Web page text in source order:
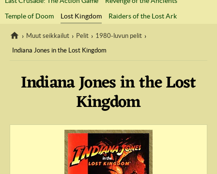
Temple of Doom
Lost Kingdom Raiders of the Lost Ark
Muut seikkailut Pelit
1980-luvun pelit
Indiana Jones in the Lost Kingdom
Indiana Jones in the Lost
Kingdom